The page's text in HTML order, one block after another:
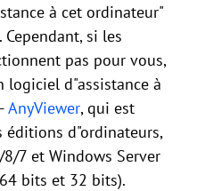
à cet ordinateur"
si les
pas pour vous,
logiciel d"assistance à
AnyViewer, qui est
éditions d"ordinateurs,
7 et Windows Server
bits et 32 bits).